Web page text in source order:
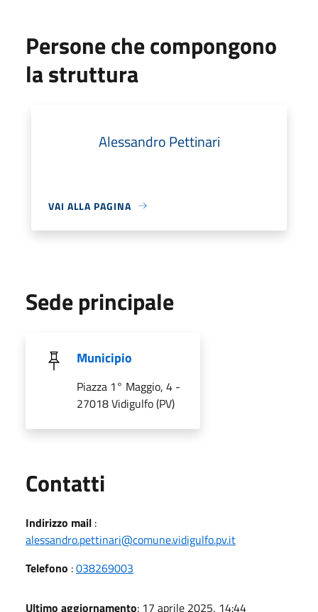
Persone che compongono
la struttura
Alessandro Pettinari
VAI ALLA PAGINA
Sede principale
Municipio
Piazza 1° Maggio, 4 -
27018 Vidigulfo (PV)
Contatti
Indirizzo mail :
alessandro.pettinari@comune.vidigulfo.pv.it
Telefono :038269003
Ultimo aggiornamento: 17 aprile 2025, 14:44